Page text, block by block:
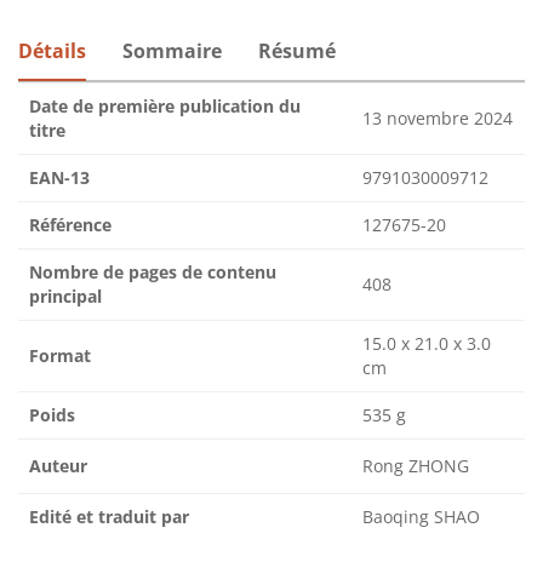
Détails Sommaire Résumé
Date de première publication du
titre
13 novembre 2024
EAN-13 9791030009712
Référence 127675-20
Nombre de pages de contenu
principal
408
Format
15.0 x 21.0 x 3.0
cm
Poids 535 g
Auteur Rong ZHONG
Edité et traduit par Baoqing SHAO